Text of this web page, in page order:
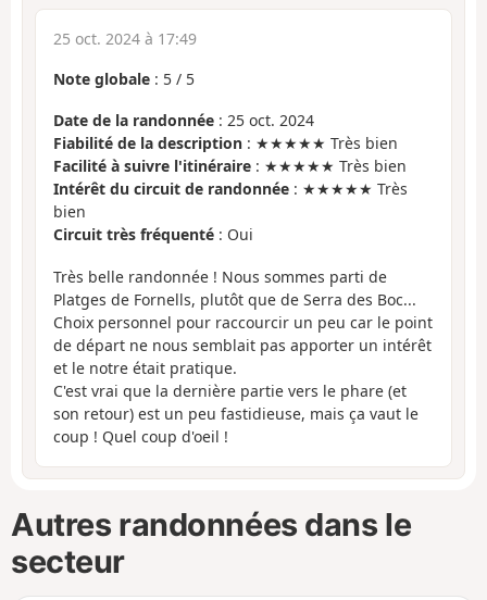
25 oct. 2024 à 17:49
Note globale : 5 / 5
Date de la randonnée : 25 oct. 2024
Fiabilité de la description : ★★★★★ Très bien
Facilité à suivre l'itinéraire : ★★★★★ Très bien
Intérêt du circuit de randonnée : ★★★★★ Très
bien
Circuit très fréquenté : Oui
Très belle randonnée ! Nous sommes parti de
Platges de Fornells, plutôt que de Serra des Boc...
Choix personnel pour raccourcir un peu car le point
de départ ne nous semblait pas apporter un intérêt
et le notre était pratique.
C'est vrai que la dernière partie vers le phare (et
son retour) est un peu fastidieuse, mais ça vaut le
coup ! Quel coup d'oeil !
Autres randonnées dans le
secteur